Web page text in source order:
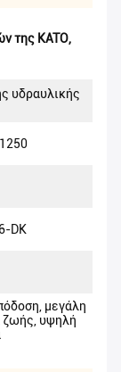
της KATO,
υδραυλικής
DK
μεγάλη
ζωής, υψηλή